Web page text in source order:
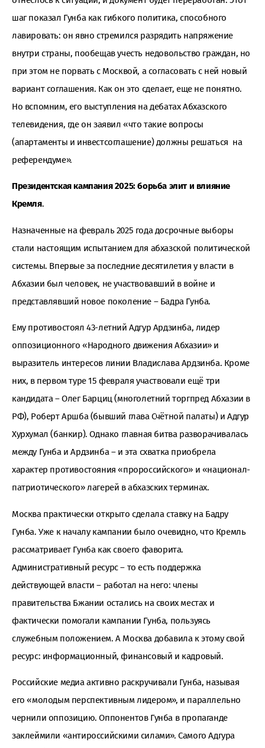
шаг показал Гунба как гибкого политика, способного
лавировать: он явно стремился разрядить напряжение
внутри страны, пообещав учесть недовольство граждан, но
при этом не порвать с Москвой, а согласовать с ней новый
вариант соглашения. Как он это сделает, еще не понятно.
Но вспомним, его выступления на дебатах Абхазского
телевидения, где он заявил «что такие вопросы
(апартаменты и инвестсоглашение) должны решаться на
референдуме».
Президентская кампания 2025: борьба элит и влияние
Кремля.
Назначенные на февраль 2025 года досрочные выборы
стали настоящим испытанием для абхазской политической
системы. Впервые за последние десятилетия у власти в
Абхазии был человек, не участвовавший в войне и
представлявший новое поколение – Бадра Гунба.
Ему противостоял 43-летний Адгур Ардзинба, лидер
оппозиционного «Народного движения Абхазии» и
выразитель интересов линии Владислава Ардзинба. Кроме
них, в первом туре 15 февраля участвовали ещё три
кандидата – Олег Барциц (многолетний торгпред Абхазии в
РФ), Роберт Аршба (бывший глава Счётной палаты) и Адгур
Хурхумал (банкир). Однако главная битва разворачивалась
между Гунба и Ардзинба – и эта схватка приобрела
характер противостояния «пророссийского» и «национал-
патриотического» лагерей в абхазских терминах.
Москва практически открыто сделала ставку на Бадру
Гунба. Уже к началу кампании было очевидно, что Кремль
рассматривает Гунба как своего фаворита.
Административный ресурс – то есть поддержка
действующей власти – работал на него: члены
правительства Бжании остались на своих местах и
фактически помогали кампании Гунба, пользуясь
служебным положением. А Москва добавила к этому свой
ресурс: информационный, финансовый и кадровый.
Российские медиа активно раскручивали Гунба, называя
его «молодым перспективным лидером», и параллельно
чернили оппозицию. Оппонентов Гунба в пропаганде
заклеймили «антироссийскими силами». Самого Адгура